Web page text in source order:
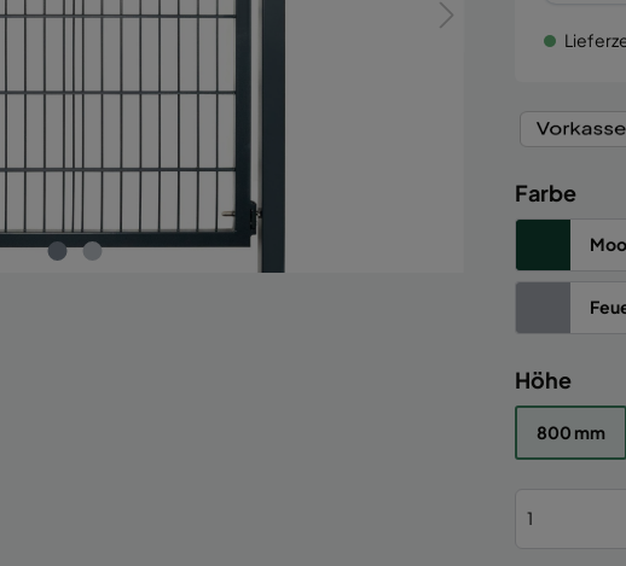
Farbe
Höhe
800 mm